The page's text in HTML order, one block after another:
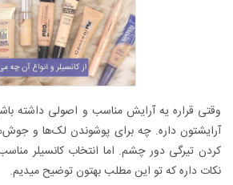
وقتی قراره یه آرایش مناسب و اصولی داشته
آرایشتون داره. چه برای پوشوندن لک‌ها و
کردن تیرگی دور چشم. اما انتخاب کانسیلر
نکات داره که تو این مطلب بهتون توضیح میدیم.